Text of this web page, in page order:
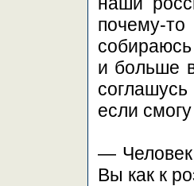
почему-
и больше
если
—
Вы как к